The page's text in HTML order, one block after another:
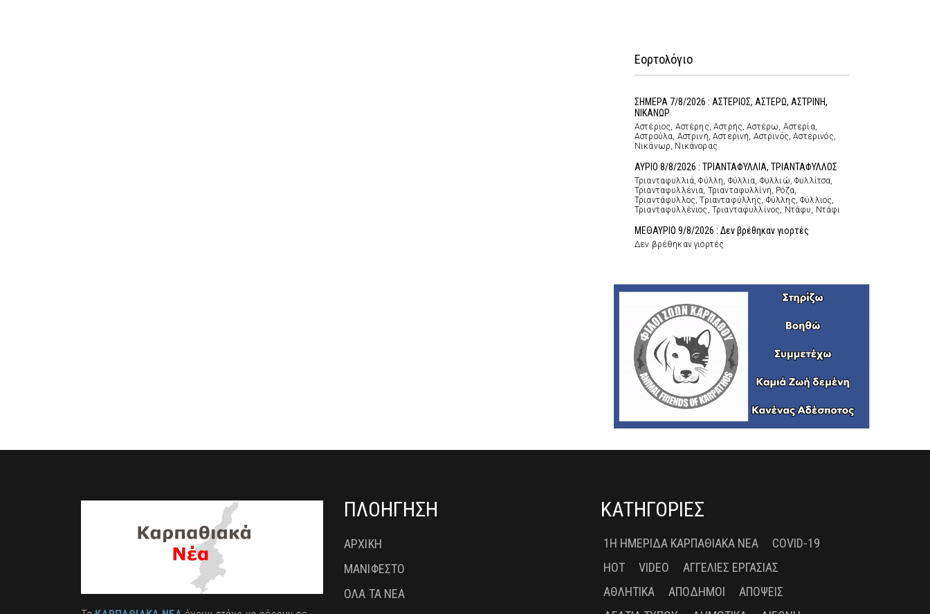
Εορτολόγιο
ΣΗΜΕΡΑ 7/8/2026 : ΑΣΤΕΡΙΟΣ, ΑΣΤΕΡΩ, ΑΣΤΡΙΝΗ,
ΝΙΚΑΝΩΡ
Αστέριος, Αστέρης, Αστρής, Αστέρω, Αστερία,
Αστρούλα, Αστρινή, Αστερινή, Αστρινός, Αστερινός,
Νικάνωρ, Νικάνορας
ΑΥΡΙΟ 8/8/2026 : ΤΡΙΑΝΤΑΦΥΛΛΙΑ, ΤΡΙΑΝΤΑΦΥΛΛΟΣ
Τριανταφυλλιά, Φύλλη, Φύλλια, Φυλλιώ, Φυλλίτσα,
Τριανταφυλλένια, Τριανταφυλλίνη, Ρόζα,
Τριαντάφυλλος, Τριανταφύλλης, Φύλλης, Φύλλιος,
Τριανταφυλλένιος, Τριανταφυλλίνος, Ντάφυ, Ντάφι
ΜΕΘΑΥΡΙΟ 9/8/2026 : Δεν βρέθηκαν γιορτές
Δεν βρέθηκαν γιορτές
ΠΛΟΗΓΗΣΗ
ΑΡΧΙΚΗ
ΜΑΝΙΦΕΣΤΟ
ΟΛΑ ΤΑ ΝΕΑ
ΚΑΤΗΓΟΡΙΕΣ
1Η ΗΜΕΡΊΔΑ ΚΑΡΠΑΘΙΑΚΆ ΝΈΑ
COVID-19
HOT
VIDEO
ΑΓΓΕΛΊΕΣ ΕΡΓΑΣΊΑΣ
ΑΘΛΗΤΙΚΆ
ΑΠΌΔΗΜΟΙ
ΑΠΌΨΕΙΣ